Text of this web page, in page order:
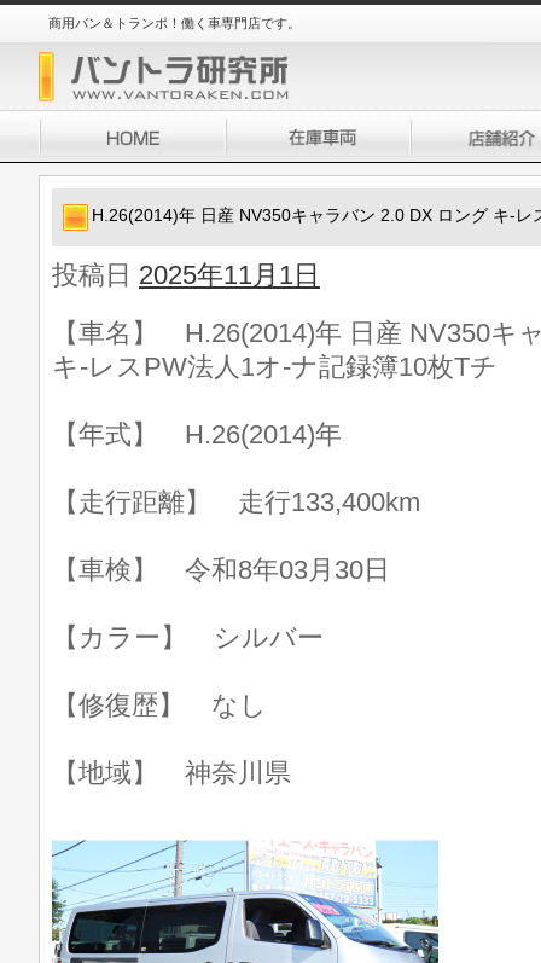
商用バン＆トランポ！働く車専門店です。
H.26(2014)年 日産 NV350キャラバン 2.0 DX ロング キ-レ
投稿日 2025年11月1日
【車名】 H.26(2014)年 日産 NV350キ
キ-レスPW法人1オ-ナ記録簿10枚Tチ
【年式】 H.26(2014)年
【走行距離】 走行133,400km
【車検】 令和8年03月30日
【カラー】 シルバー
【修復歴】 なし
【地域】 神奈川県